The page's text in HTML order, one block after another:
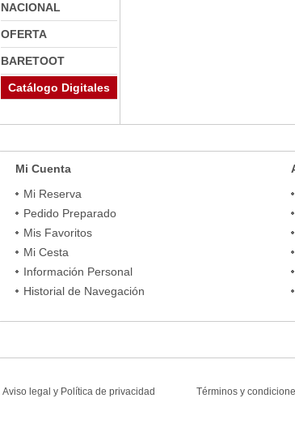
NACIONAL
OFERTA
BARETOOT
Catálogo Digitales
Mi Cuenta
Mi Reserva
Pedido Preparado
Mis Favoritos
Mi Cesta
Información Personal
Historial de Navegación
Aviso legal y Política de privacidad Términos y